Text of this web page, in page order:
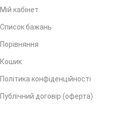
Мій кабінет
Список бажань
Порівняння
Кошик
Політика конфіденційності
Публічний договір (оферта)